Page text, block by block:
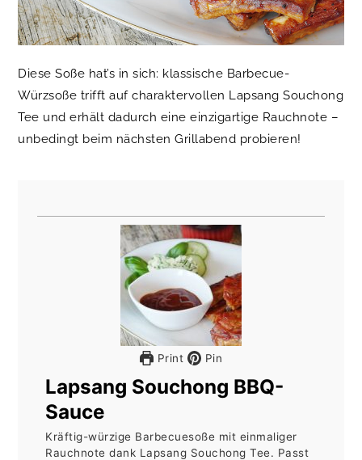
Diese Soße hat’s in sich: klassische Barbecue-
Würzsoße trifft auf charaktervollen Lapsang Souchong
Tee und erhält dadurch eine einzigartige Rauchnote –
unbedingt beim nächsten Grillabend probieren!
Print Pin
Lapsang Souchong BBQ-
Sauce
Kräftig-würzige Barbecuesoße mit einmaliger
Rauchnote dank Lapsang Souchong Tee. Passt